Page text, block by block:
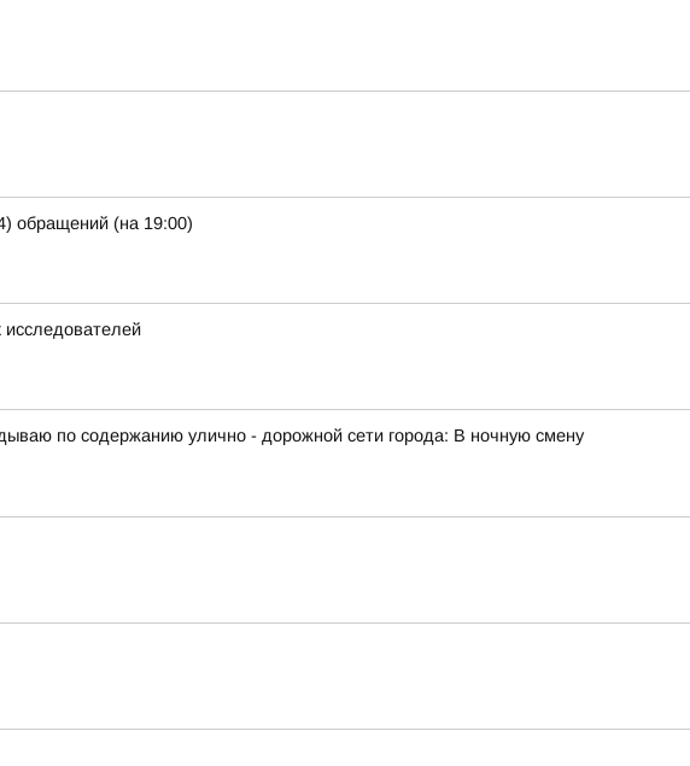
обращений (на 19:00)
по содержанию улично - дорожной сети города: В ночную смену